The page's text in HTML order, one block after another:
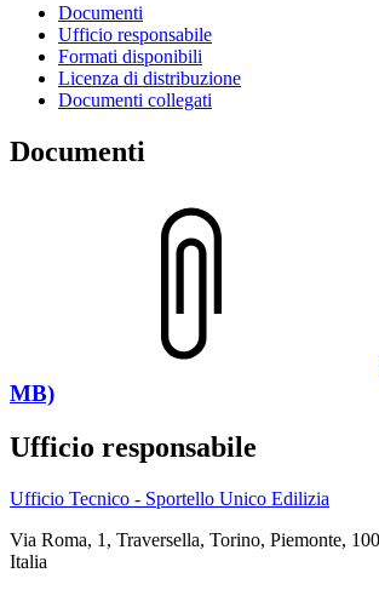
Documenti
Ufficio responsabile
Formati disponibili
Licenza di distribuzione
Documenti collegati
Documenti
MB)
Ufficio responsabile
Ufficio Tecnico - Sportello Unico Edilizia
Via Roma, 1, Traversella, Torino, Piemonte,
Italia